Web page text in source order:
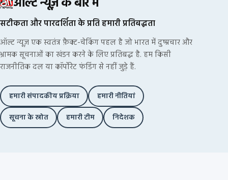
सटीकता और पारदर्शिता के प्रति हमारी प्रतिबद्धता
ऑल्ट न्यूज़ एक स्वतंत्र फ़ैक्ट-चेकिंग पहल है जो भारत में दुष्प्रचार और
भ्रामक सूचनाओं का खंडन करने के लिए प्रतिबद्ध है. हम किसी
राजनीतिक दल या कॉर्पोरेट फंडिंग से नहीं जुड़े हैं.
हमारी संपादकीय प्रक्रिया
हमारी नीतियां
सूचना के स्रोत
हमारी टीम निदेशक